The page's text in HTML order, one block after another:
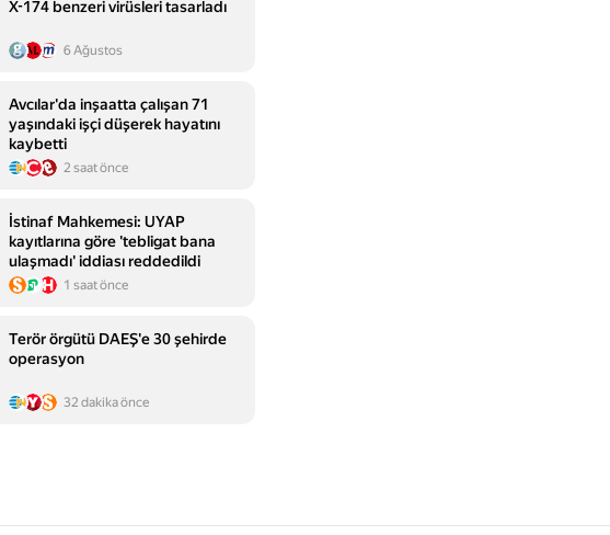
X-174 benzeri virüsleri tasarladı
6 Ağustos
Avcılar'da inşaatta çalışan 71
yaşındaki işçi düşerek hayatını
kaybetti
2 saat önce
İstinaf Mahkemesi: UYAP
kayıtlarına göre 'tebligat bana
ulaşmadı' iddiası reddedildi
1 saat önce
Terör örgütü DAEŞ'e 30 şehirde
operasyon
32 dakika önce